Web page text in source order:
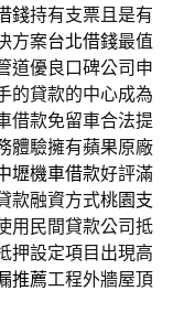
錢持有支票且是有
方案台北借錢最值
道優良口碑公司申
的貸款的中心成為
借款免留車合法提
體驗擁有蘋果原廠
壢機車借款好評滿
款融資方式桃園支
用民間貸款公司抵
押設定項目出現高
推薦工程外牆屋頂